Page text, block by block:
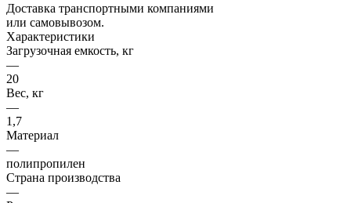
Доставка транспортными компаниями
или самовывозом.
Характеристики
Загрузочная емкость, кг
—
20
Вес, кг
—
1,7
Материал
—
полипропилен
Страна производства
—